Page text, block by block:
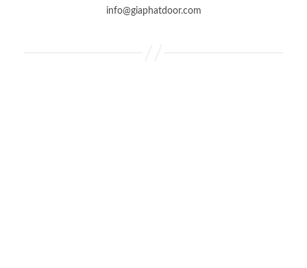
info@giaphatdoor.com